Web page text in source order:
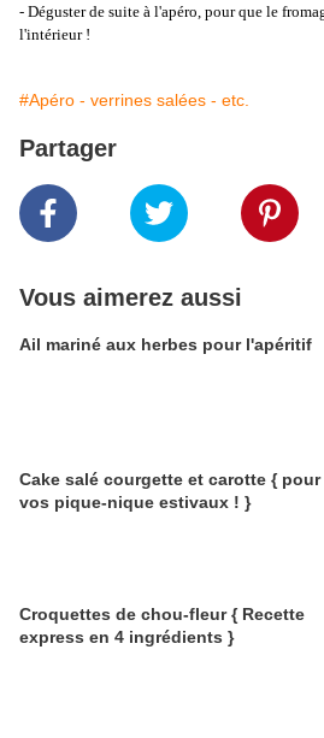
- Déguster de suite à l'apéro, pour que le
l'intérieur !
#Apéro - verrines salées - etc.
Partager
Vous aimerez aussi
Ail mariné aux herbes pour l'apéritif
Cake salé courgette et carotte { pour
vos pique-nique estivaux ! }
Croquettes de chou-fleur { Recette
express en 4 ingrédients }